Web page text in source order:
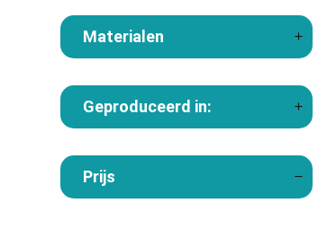
Materialen
Geproduceerd in:
Prijs